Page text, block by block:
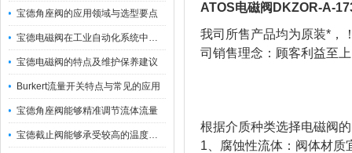
宝德角座阀的应用领域与选型要点
宝德电磁阀在工业自动化系统中的作用
宝德电磁阀的特点及维护保养建议
Burkert流量开关特点与常见的应用
宝德角座阀能够精准调节流体流量
宝德截止阀能够承受较高的温度和压力
ATOS电磁阀DKZOR-A-
我司所售产品均为原装*，
司销售理念：顾客利益至
根据介质种类选择电磁阀
1、腐蚀性流体：阀体材